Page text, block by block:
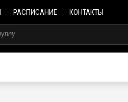
РАСПИСАНИЕ КОНТАКТЫ